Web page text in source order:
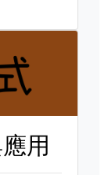
用